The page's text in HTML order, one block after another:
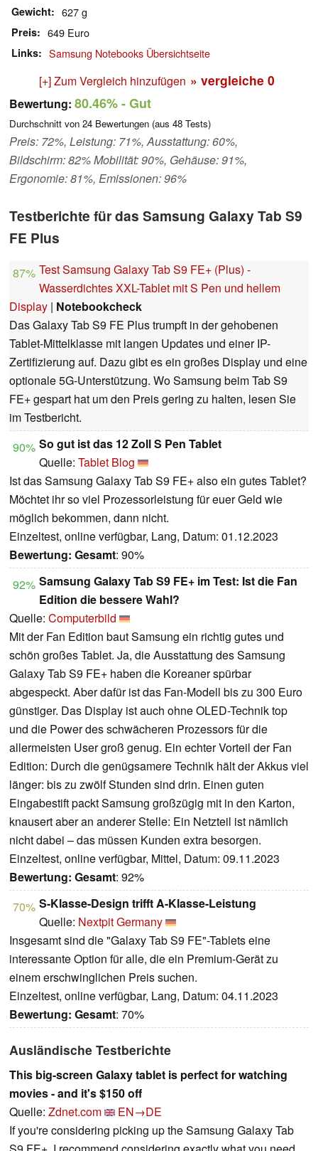
Gewicht 627 g
Preis 649 Euro
Links Samsung Notebooks Übersichtseite
[+] Zum Vergleich hinzufügen » vergleiche 0
Bewertung: 80.46%- Gut
Durchschnitt von 24 Bewertungen (aus 48 Tests)
Preis: 72%, Leistung: 71%, Ausstattung: 60%,
Bildschirm: 82% Mobilität: 90%, Gehäuse: 91%,
Ergonomie: 81%, Emissionen: 96%
Testberichte für das Samsung Galaxy Tab S9
FE Plus
87% Test Samsung Galaxy Tab S9 FE+ (Plus) -
Wasserdichtes XXL-Tablet mit S Pen und hellem
Display | Notebookcheck
Das Galaxy Tab S9 FE Plus trumpft in der gehobenen
Tablet-Mittelklasse mit langen Updates und einer IP-
Zertifizierung auf. Dazu gibt es ein großes Display und eine
optionale 5G-Unterstützung. Wo Samsung beim Tab S9
FE+ gespart hat um den Preis gering zu halten, lesen Sie
im Testbericht.
90% So gut ist das 12 Zoll S Pen Tablet
Quelle: Tablet Blog
Ist das Samsung Galaxy Tab S9 FE+ also ein gutes Tablet?
Möchtet ihr so viel Prozessorleistung für euer Geld wie
möglich bekommen, dann nicht.
Einzeltest, online verfügbar, Lang, Datum: 01.12.2023
Bewertung: Gesamt: 90%
92% Samsung Galaxy Tab S9 FE+ im Test: Ist die Fan
Edition die bessere Wahl?
Quelle: Computerbild
Mit der Fan Edition baut Samsung ein richtig gutes und
schön großes Tablet. Ja, die Ausstattung des Samsung
Galaxy Tab S9 FE+ haben die Koreaner spürbar
abgespeckt. Aber dafür ist das Fan-Modell bis zu 300 Euro
günstiger. Das Display ist auch ohne OLED-Technik top
und die Power des schwächeren Prozessors für die
allermeisten User groß genug. Ein echter Vorteil der Fan
Edition: Durch die genügsamere Technik hält der Akkus viel
länger: bis zu zwölf Stunden sind drin. Einen guten
Eingabestift packt Samsung großzügig mit in den Karton,
knausert aber an anderer Stelle: Ein Netzteil ist nämlich
nicht dabei – das müssen Kunden extra besorgen.
Einzeltest, online verfügbar, Mittel, Datum: 09.11.2023
Bewertung: Gesamt: 92%
70% S-Klasse-Design trifft A-Klasse-Leistung
Quelle: Nextpit Germany
Insgesamt sind die "Galaxy Tab S9 FE"-Tablets eine
interessante Option für alle, die ein Premium-Gerät zu
einem erschwinglichen Preis suchen.
Einzeltest, online verfügbar, Lang, Datum: 04.11.2023
Bewertung: Gesamt: 70%
Ausländische Testberichte
This big-screen Galaxy tablet is perfect for watching
movies - and it's $150 off
Quelle: Zdnet.com
EN→DE
If you're considering picking up the Samsung Galaxy Tab